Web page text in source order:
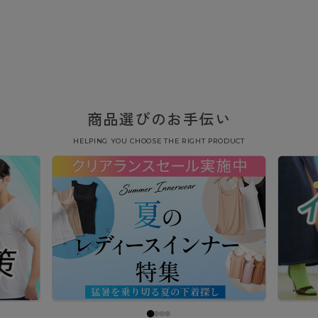
商品選びのお手伝い
HELPING YOU CHOOSE THE RIGHT PRODUCT